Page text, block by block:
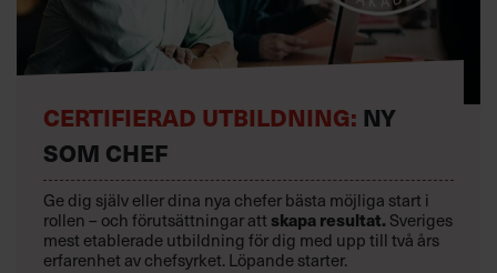
CERTIFIERAD UTBILDNING: NY
SOM CHEF
Ge dig själv eller dina nya chefer bästa möjliga start i
rollen – och förutsättningar att skapa resultat. Sveriges
mest etablerade utbildning för dig med upp till två års
erfarenhet av chefsyrket. Löpande starter.